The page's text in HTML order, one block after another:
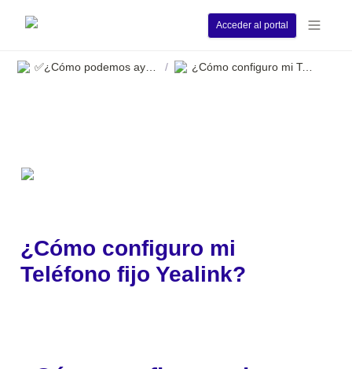
Acceder al portal
/ ¿Cómo configuro mi Teléfono fijo Yealink?
¿Cómo configuro mi
Teléfono fijo Yealink?